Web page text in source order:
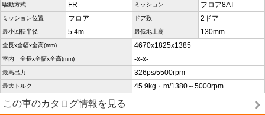
駆動方式 FR ミッション フロア8AT
ミッション位置 フロア ドア数 2ドア
最小回転半径 5.4m 最低地上高 130mm
全長x全幅x全高(mm) 4670x1825x1385
室内 全長x全幅x全高(mm) -x-x-
最高出力 326ps/5500rpm
最大トルク 45.9kg・m/1380～5000rpm
この車のカタログ情報を見る